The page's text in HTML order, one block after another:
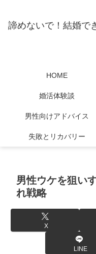
諦めないで！結婚で
HOME
婚活体験談
男性向けアドバイス
失敗とリカバリー
男性ウケを狙い
れ戦略
X
LINE